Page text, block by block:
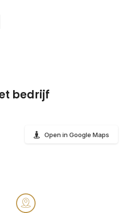
bedrijf
Open in Google Maps